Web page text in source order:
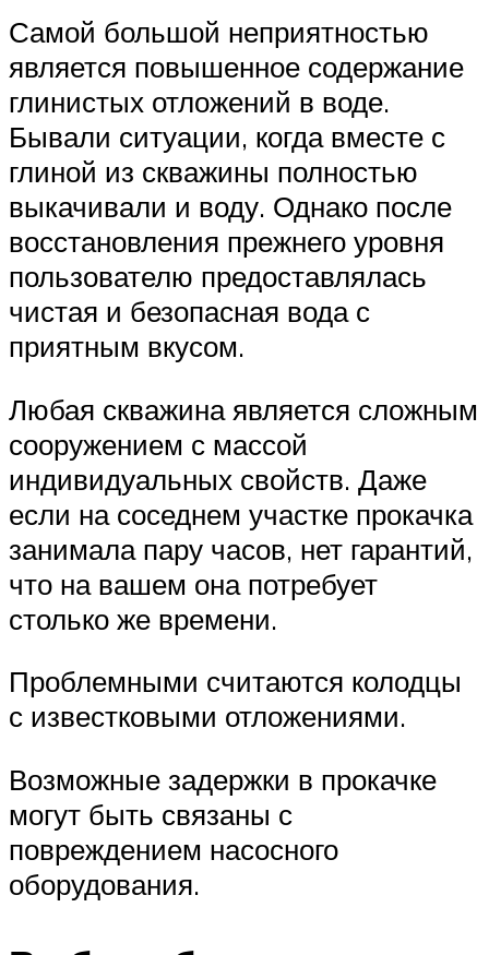
Самой большой неприятностью
является повышенное содержание
глинистых отложений в воде.
Бывали ситуации, когда вместе с
глиной из скважины полностью
выкачивали и воду. Однако после
восстановления прежнего уровня
пользователю предоставлялась
чистая и безопасная вода с
приятным вкусом.
Любая скважина является сложным
сооружением с массой
индивидуальных свойств. Даже
если на соседнем участке прокачка
занимала пару часов, нет гарантий,
что на вашем она потребует
столько же времени.
Проблемными считаются колодцы
с известковыми отложениями.
Возможные задержки в прокачке
могут быть связаны с
повреждением насосного
оборудования.